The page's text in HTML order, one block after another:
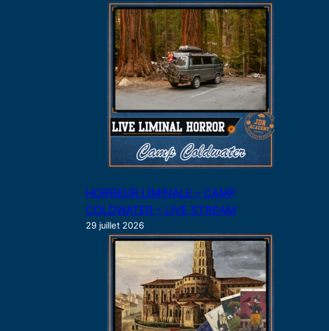
HORREUR LIMINALE – CAMP
COLDWATER – LIVE STREAM
29 juillet 2026